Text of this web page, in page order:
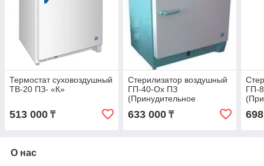
Термостат суховоздушный
ТВ-20 ПЗ- «К»
513 000 ₸
Стерилизатор воздушный
ГП-40-Ох ПЗ
(Принудительное
633 000₸
ГП-
О нас